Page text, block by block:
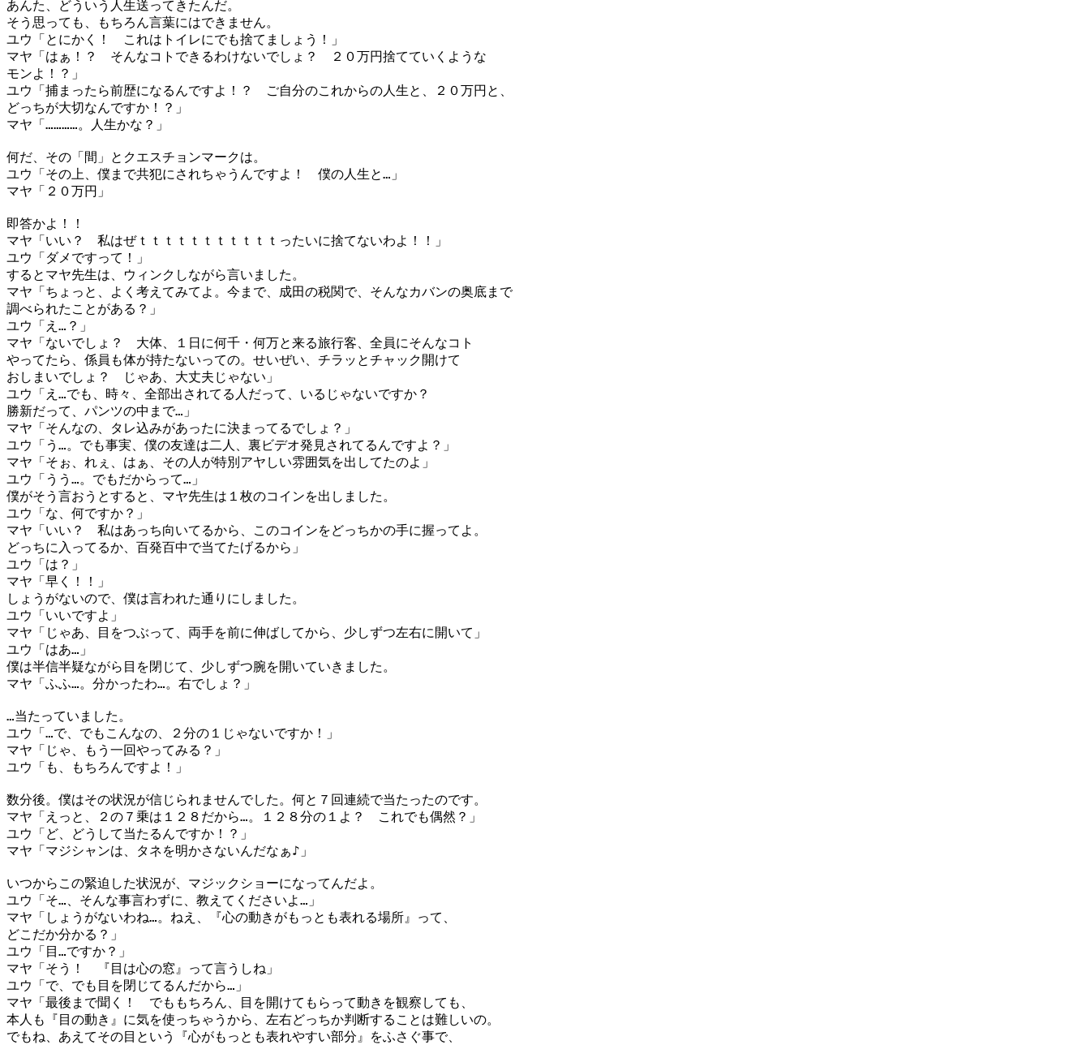
あんた、どういう人生送ってきたんだ。
そう思っても、もちろん言葉にはできません。
ユウ「とにかく！ これはトイレにでも捨てましょう！」
マヤ「はぁ！？ そんなコトできるわけないでしょ？ ２０万円捨てていくような
モンよ！？」
ユウ「捕まったら前歴になるんですよ！？ ご自分のこれからの人生と、２０万円と、
どっちが大切なんですか！？」
マヤ「…………。人生かな？」
何だ、その「間」とクエスチョンマークは。
ユウ「その上、僕まで共犯にされちゃうんですよ！ 僕の人生と…」
マヤ「２０万円」
即答かよ！！
マヤ「いい？ 私はぜｔｔｔｔｔｔｔｔｔｔｔったいに捨てないわよ！！」
ユウ「ダメですって！」
するとマヤ先生は、ウィンクしながら言いました。
マヤ「ちょっと、よく考えてみてよ。今まで、成田の税関で、そんなカバンの奥底まで
調べられたことがある？」
ユウ「え…？」
マヤ「ないでしょ？ 大体、１日に何千・何万と来る旅行客、全員にそんなコト
やってたら、係員も体が持たないっての。せいぜい、チラッとチャック開けて
おしまいでしょ？ じゃあ、大丈夫じゃない」
ユウ「え…でも、時々、全部出されてる人だって、いるじゃないですか？
勝新だって、パンツの中まで…」
マヤ「そんなの、タレ込みがあったに決まってるでしょ？」
ユウ「う…。でも事実、僕の友達は二人、裏ビデオ発見されてるんですよ？」
マヤ「そぉ、れぇ、はぁ、その人が特別アヤしい雰囲気を出してたのよ」
ユウ「うう…。でもだからって…」
僕がそう言おうとすると、マヤ先生は１枚のコインを出しました。
ユウ「な、何ですか？」
マヤ「いい？ 私はあっち向いてるから、このコインをどっちかの手に握ってよ。
どっちに入ってるか、百発百中で当てたげるから」
ユウ「は？」
マヤ「早く！！」
しょうがないので、僕は言われた通りにしました。
ユウ「いいですよ」
マヤ「じゃあ、目をつぶって、両手を前に伸ばしてから、少しずつ左右に開いて」
ユウ「はあ…」
僕は半信半疑ながら目を閉じて、少しずつ腕を開いていきました。
マヤ「ふふ…。分かったわ…。右でしょ？」
…当たっていました。
ユウ「…で、でもこんなの、２分の１じゃないですか！」
マヤ「じゃ、もう一回やってみる？」
ユウ「も、もちろんですよ！」
数分後。僕はその状況が信じられませんでした。何と７回連続で当たったのです。
マヤ「えっと、２の７乗は１２８だから…。１２８分の１よ？ これでも偶然？」
ユウ「ど、どうして当たるんですか！？」
マヤ「マジシャンは、タネを明かさないんだなぁ♪」
いつからこの緊迫した状況が、マジックショーになってんだよ。
ユウ「そ…、そんな事言わずに、教えてくださいよ…」
マヤ「しょうがないわね…。ねえ、『心の動きがもっとも表れる場所』って、
どこだか分かる？」
ユウ「目…ですか？」
マヤ「そう！ 『目は心の窓』って言うしね」
ユウ「で、でも目を閉じてるんだから…」
マヤ「最後まで聞く！ でももちろん、目を開けてもらって動きを観察しても、
本人も『目の動き』に気を使っちゃうから、左右どっちか判断することは難しいの。
でもね、あえてその目という『心がもっとも表れやすい部分』をふさぐ事で、